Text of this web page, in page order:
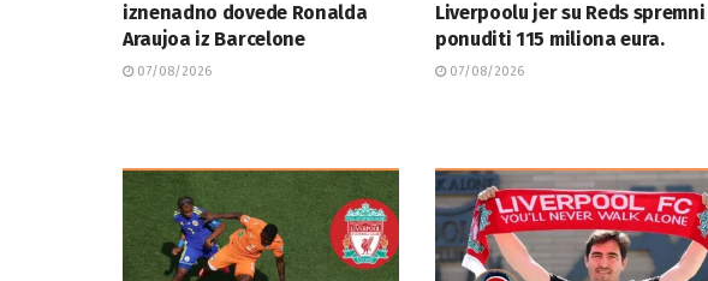
iznenadno dovede Ronalda
Araujoa iz Barcelone
07/08/2026
Liverpoolu jer su Reds spremni
ponuditi 115 miliona eura.
07/08/2026